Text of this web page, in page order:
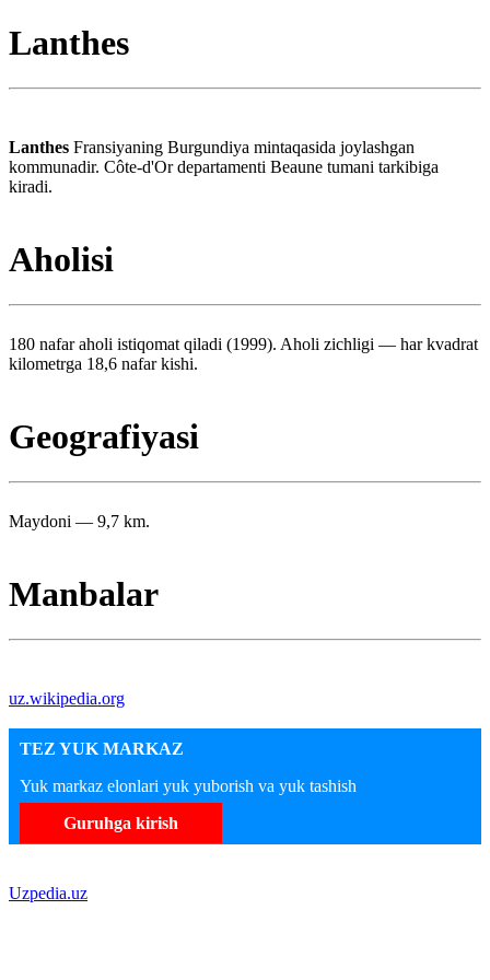
Lanthes
Lanthes Fransiyaning Burgundiya mintaqasida joylashgan
kommunadir. Côte-d'Or departamenti Beaune tumani tarkibiga
kiradi.
Aholisi
180 nafar aholi istiqomat qiladi (1999). Aholi zichligi — har kvadrat
kilometrga 18,6 nafar kishi.
Geografiyasi
Maydoni — 9,7 km.
Manbalar
uz.wikipedia.org
TEZ YUK MARKAZ
Yuk markaz elonlari yuk yuborish va yuk tashish
Guruhga kirish
Uzpedia.uz